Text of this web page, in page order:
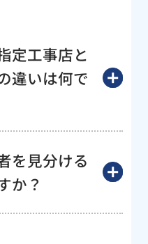
定工事店と
違いは何で
を見分ける
か？